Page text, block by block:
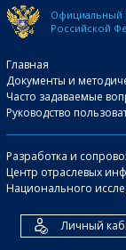
Официальный
Российской
Главная
Документы и
Часто задаваемые
Руководство
Разработка и
Центр отраслевых
Национального
Личный